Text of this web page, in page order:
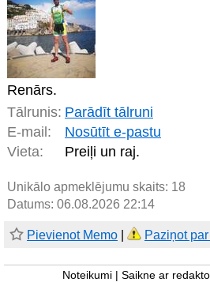
Renārs.
Tālrunis: Parādīt tālruni
E-mail:
Nosūtīt e-pastu
Vieta:
Preiļi un raj.
Unikālo apmeklējumu skaits: 18
Datums: 06.08.2026 22:14
Pievienot Memo Paziņot
Noteikumi Saikne ar